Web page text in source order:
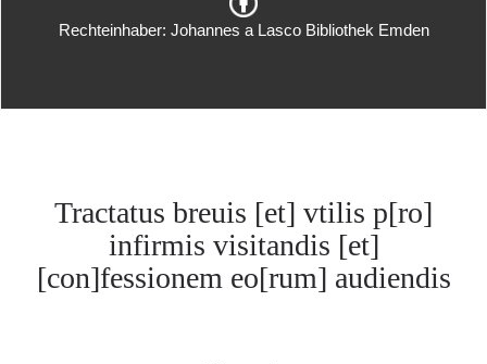
Rechteinhaber: Johannes a Lasco Bibliothek Emden
Tractatus breuis [et] vtilis p[ro]
infirmis visitandis [et]
[con]fessionem eo[rum] audiendis